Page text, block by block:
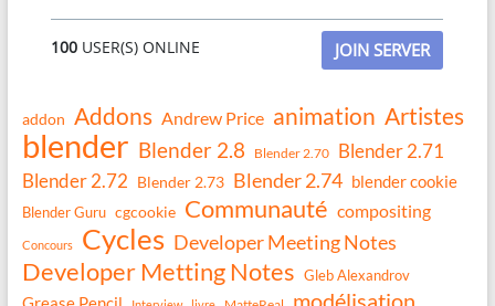
100 USER(S) ONLINE JOIN SERVER
addon Addons Andrew Price animation Artistes
blender Blender 2.8 Blender 2.70
Blender 2.71
Blender 2.72 Blender 2.73 Blender 2.74 blender cookie
Blender Guru cgcookie Communauté compositing
Concours Cycles Developer Meeting Notes
Developer Metting Notes Gleb Alexandrov
modélisation